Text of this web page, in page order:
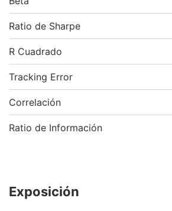
Ratio de Sharpe
R Cuadrado
Tracking Error
Correlación
Ratio de Información
Exposición